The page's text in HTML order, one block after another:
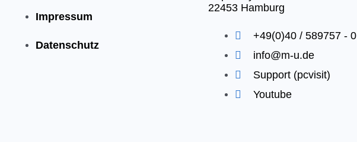
Impressum
Datenschutz
22453 Hamburg
+49(0)40 / 589757 - 0
info@m-u.de
Support (pcvisit)
Youtube